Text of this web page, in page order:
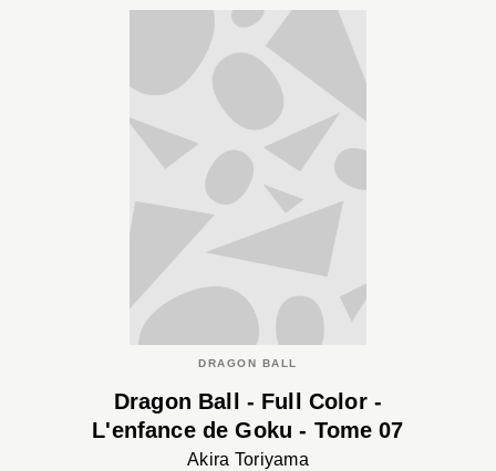
DRAGON BALL
Dragon Ball - Full Color -
L'enfance de Goku - Tome 07
Akira Toriyama